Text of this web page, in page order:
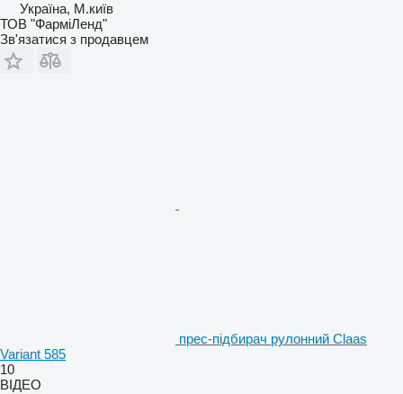
Україна, М.київ
ТОВ "ФарміЛенд"
Зв'язатися з продавцем
прес-підбирач рулонний Claas
Variant 585
10
ВІДЕО